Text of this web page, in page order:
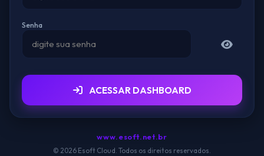
Senha
ACESSAR DASHBOARD
www.esoft.net.br
© 2026 Esoft Cloud. Todos os direitos reservados.